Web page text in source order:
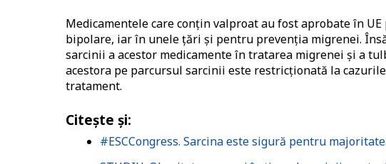
Medicamentele care conțin valproat au fost aprobate în
bipolare, iar în unele țări și pentru prevenția migrenei.
sarcinii a acestor medicamente în tratarea migrenei și a
acestora pe parcursul sarcinii este restricționată la
tratament.
Citește și:
#ESCCongress. Sarcina este sigură pentru